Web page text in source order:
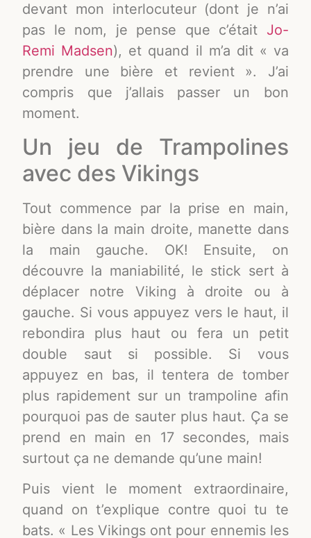
devant mon interlocuteur (dont je n’ai
pas le nom, je pense que c’était Jo-
Remi Madsen), et quand il m’a dit « va
prendre une bière et revient ». J’ai
compris que j’allais passer un bon
moment.
Un jeu de Trampolines
avec des Vikings
Tout commence par la prise en main,
bière dans la main droite, manette dans
la main gauche. OK! Ensuite, on
découvre la maniabilité, le stick sert à
déplacer notre Viking à droite ou à
gauche. Si vous appuyez vers le haut, il
rebondira plus haut ou fera un petit
double saut si possible. Si vous
appuyez en bas, il tentera de tomber
plus rapidement sur un trampoline afin
pourquoi pas de sauter plus haut. Ça se
prend en main en 17 secondes, mais
surtout ça ne demande qu’une main!
Puis vient le moment extraordinaire,
quand on t’explique contre quoi tu te
bats. « Les Vikings ont pour ennemis les